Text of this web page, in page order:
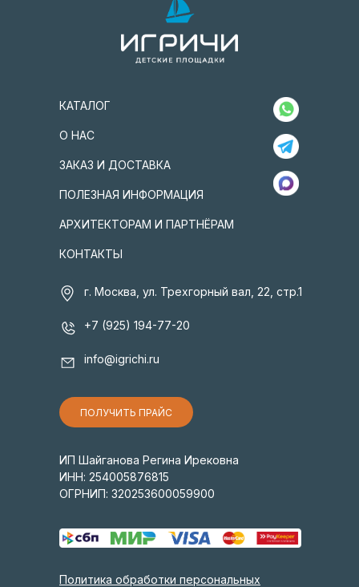
АРХИТЕКТОРАМ И ПАРТНЁРАМ
КОНТАКТЫ
ПОЛЕЗНАЯ ИНФОРМАЦИЯ
ЗАКАЗ И ДОСТАВКА
О НАС
КАТАЛОГ
Политика обработки персональных
г. Москва, ул. Трехгорный вал, 22, стр.1
+7 (925) 194-77-20
info@igrichi.ru
ПОЛУЧИТЬ ПРАЙС
ИП Шайганова Регина Ирековна
ИНН: 254005876815
ОГРНИП: 320253600059900